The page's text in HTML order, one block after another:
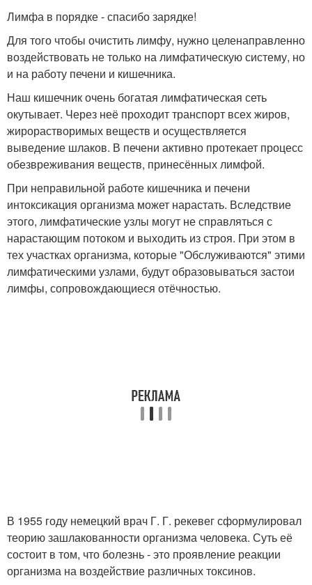
Лимфа в порядке - спасибо зарядке!
Для того чтобы очистить лимфу, нужно целенаправленно
воздействовать не только на лимфатическую систему, но
и на работу печени и кишечника.
Наш кишечник очень богатая лимфатическая сеть
окутывает. Через неё проходит транспорт всех жиров,
жирорастворимых веществ и осуществляется
выведение шлаков. В печени активно протекает процесс
обезвреживания веществ, принесённых лимфой.
При неправильной работе кишечника и печени
интоксикация организма может нарастать. Вследствие
этого, лимфатические узлы могут не справляться с
нарастающим потоком и выходить из строя. При этом в
тех участках организма, которые "Обслуживаются" этими
лимфатическими узлами, будут образовываться застои
лимфы, сопровождающиеся отёчностью.
В 1955 году немецкий врач Г. Г. рекевег сформулировал
теорию зашлакованности организма человека. Суть её
состоит в том, что болезнь - это проявление реакции
организма на воздействие различных токсинов.